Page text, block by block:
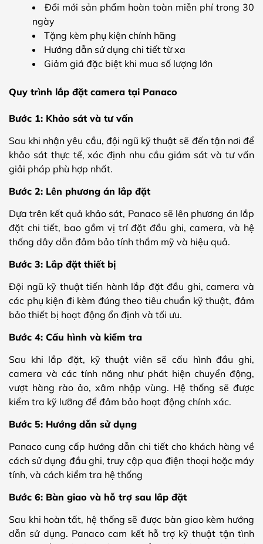
Đổi mới sản phẩm hoàn toàn miễn phí trong 30
ngày
Tặng kèm phụ kiện chính hãng
Hướng dẫn sử dụng chi tiết từ xa
Giảm giá đặc biệt khi mua số lượng lớn
Quy trình lắp đặt camera tại Panaco
Bước 1: Khảo sát và tư vấn
Sau khi nhận yêu cầu, đội ngũ kỹ thuật sẽ đến tận nơi để
khảo sát thực tế, xác định nhu cầu giám sát và tư vấn
giải pháp phù hợp nhất.
Bước 2: Lên phương án lắp đặt
Dựa trên kết quả khảo sát, Panaco sẽ lên phương án lắp
đặt chi tiết, bao gồm vị trí đặt đầu ghi, camera, và hệ
thống dây dẫn đảm bảo tính thẩm mỹ và hiệu quả.
Bước 3: Lắp đặt thiết bị
Đội ngũ kỹ thuật tiến hành lắp đặt đầu ghi, camera và
các phụ kiện đi kèm đúng theo tiêu chuẩn kỹ thuật, đảm
bảo thiết bị hoạt động ổn định và tối ưu.
Bước 4: Cấu hình và kiểm tra
Sau khi lắp đặt, kỹ thuật viên sẽ cấu hình đầu ghi,
camera và các tính năng như phát hiện chuyển động,
vượt hàng rào ảo, xâm nhập vùng. Hệ thống sẽ được
kiểm tra kỹ lưỡng để đảm bảo hoạt động chính xác.
Bước 5: Hướng dẫn sử dụng
Panaco cung cấp hướng dẫn chi tiết cho khách hàng về
cách sử dụng đầu ghi, truy cập qua điện thoại hoặc máy
tính, và cách kiểm tra hệ thống
Bước 6: Bàn giao và hỗ trợ sau lắp đặt
Sau khi hoàn tất, hệ thống sẽ được bàn giao kèm hướng
dẫn sử dụng. Panaco cam kết hỗ trợ kỹ thuật tận tình